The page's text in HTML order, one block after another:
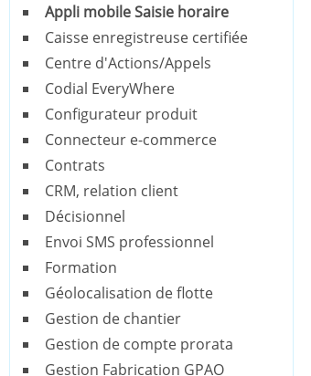
Appli mobile Saisie horaire
Caisse enregistreuse certifiée
Centre d'Actions/Appels
Codial EveryWhere
Configurateur produit
Connecteur e-commerce
Contrats
CRM, relation client
Décisionnel
Envoi SMS professionnel
Formation
Géolocalisation de flotte
Gestion de chantier
Gestion de compte prorata
Gestion Fabrication GPAO